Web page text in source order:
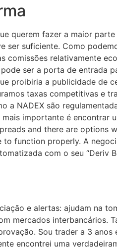
querem fazer a maior
ser suficiente. Como
comissões relativamente
ser a porta de entrada
proibiria a publicidade de
taxas competitivas e
a NADEX são
importante é encontrar
and there are options
function properly. A
com o seu “Deriv
e alertas: ajudam na
mercados interbancários.
Sou trader a 3
encontrei uma